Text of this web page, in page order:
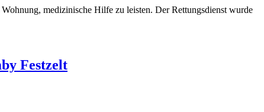
medizinische Hilfe zu leisten. Der Rettungsdienst wurde
Festzelt